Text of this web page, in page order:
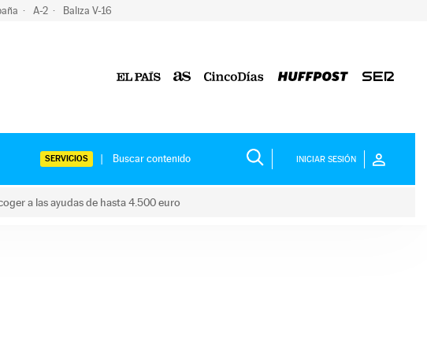
A-2 Baliza V-16
SERVICIOS INICIAR SESIÓN
a las ayudas de hasta 4.500 euro